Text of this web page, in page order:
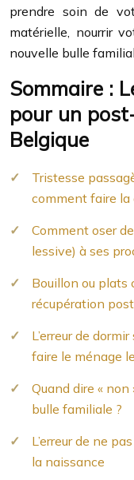
prendre soin de
matérielle, nourrir
nouvelle bulle
Sommaire :
pour un
Belgique
Tristesse
comment faire la
Comment oser
lessive) à ses
Bouillon ou plats
récupération
L’erreur de
faire le ménage
Quand dire «
bulle familiale ?
L’erreur de ne
la naissance